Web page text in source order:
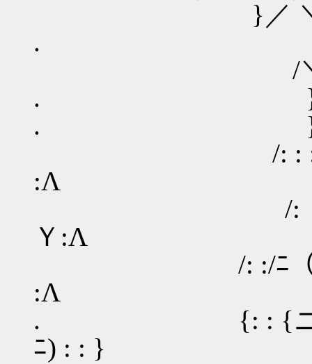
}／ ＼|＼ ／
. ＿／:) /
/＼: Γ /
. }: : : 丿
. }/: :( ／
/: : : )｛__
:Λ
/: ７ﾆ厂 |
Ｙ:Λ
/: :/ﾆ（ |
:Λ
. {: : {ニﾉ |
ﾆ) : : }